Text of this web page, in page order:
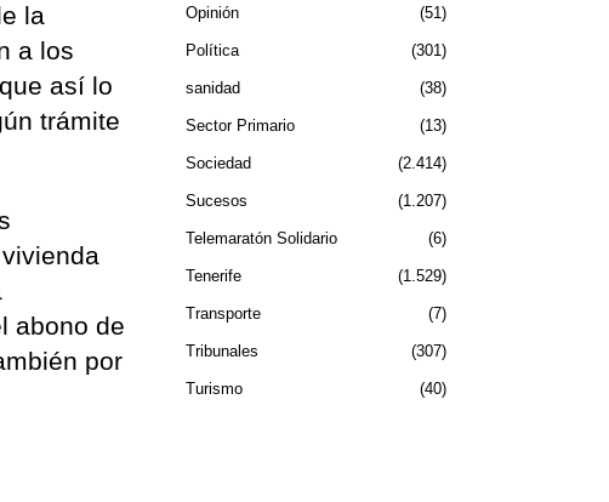
la
a los
así lo
trámite
abono de
por
Opinión 51
Política 301
sanidad 38
Sector Primario 13
Sociedad 2.414
Sucesos 1.207
Telemaratón Solidario 6
Tenerife 1.529
Transporte 7
Tribunales 307
Turismo 40